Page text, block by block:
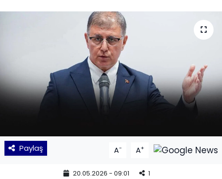
Paylaş A- A+
20.05.2026 - 09:01 1
Siyaset
TEKNOLOJİ
Yaşam
YEREL YÖNETİMLER